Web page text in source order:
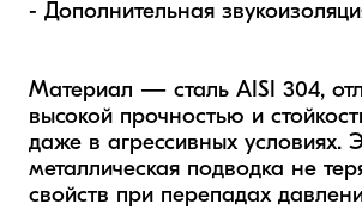
- Дополнительная
Материал — сталь AISI 304,
высокой прочностью и
даже в агрессивных условиях.
металлическая подводка не
свойств при перепадах